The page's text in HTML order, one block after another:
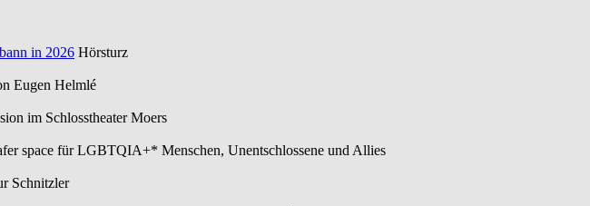
in 2026 Hörsturz
Eugen Helmlé
im Schlosstheater Moers
space für LGBTQIA+* Menschen, Unentschlossene und Allies
Schnitzler